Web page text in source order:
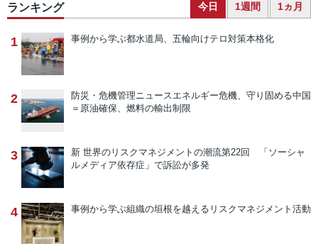
ランキング 今日 1週間 1ヵ月
1 事例から学ぶ都水道局、五輪向けテロ対策本格化
2 防災・危機管理ニュースエネルギー危機、守り固める中国
＝原油確保、燃料の輸出制限
3 新 世界のリスクマネジメントの潮流第22回 「ソーシャ
ルメディア依存症」で訴訟が多発
4 事例から学ぶ組織の垣根を越えるリスクマネジメント活動